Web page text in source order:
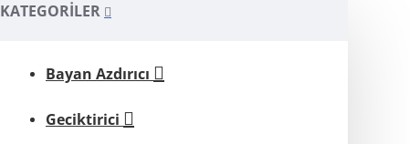
KATEGORILER
Bayan Azdırıcı
Geciktirici